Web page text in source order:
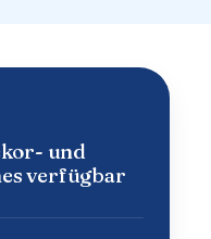
und
verfügbar